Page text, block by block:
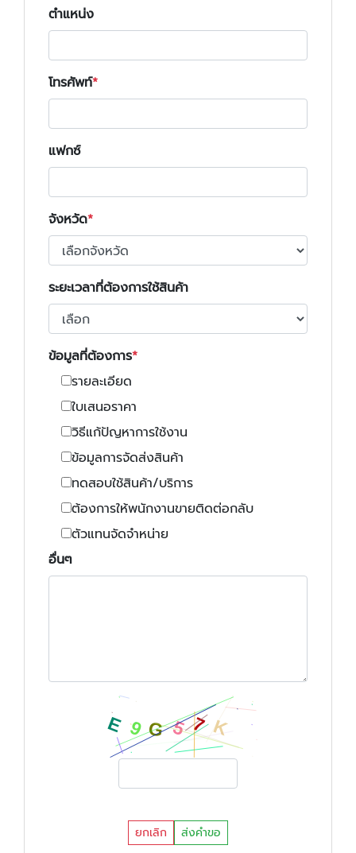
ตำแหน่ง
โทรศัพท์
แฟกซ์
จังหวัด
ระยะเวลาที่ต้องการใช้สินค้า
ข้อมูลที่ต้องการ
รายละเอียด
ใบเสนอราคา
วิธีแก้ปัญหาการใช้งาน
ข้อมูลการจัดส่งสินค้า
ทดสอบใช้สินค้า/บริการ
ต้องการให้พนักงานขายติดต่อกลับ
ตัวแทนจัดจำหน่าย
อื่นๆ
ยกเลิก ส่งคำขอ